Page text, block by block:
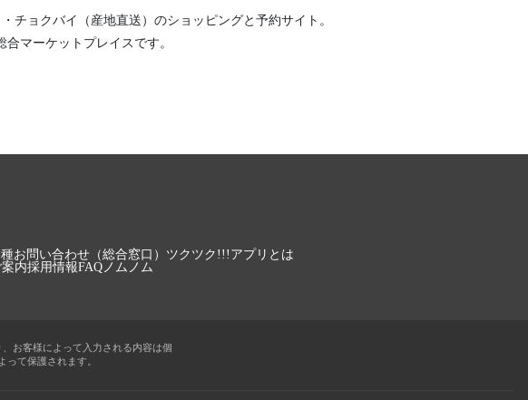
・ チョクバイ（産地直送） のショッピングと予約サイト。
合マーケットプレイスです。
お問い合わせ（総合窓口） ツクツク!!!アプリとは
内採用情報FAQノムノム
お客様によって入力される内容は個
って保護されます。